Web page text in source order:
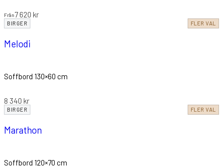
Från7 620 kr
BIRGER FLER VAL
Melodi
Soffbord 130×60 cm
8 340 kr
BIRGER FLER VAL
Marathon
Soffbord 120×70 cm